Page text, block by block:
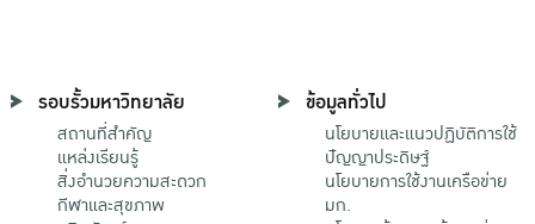
รอบรั้วมหาวิทยาลัย
สถานที่สำคัญ
แหล่งเรียนรู้
สิ่งอำนวยความสะดวก
กีฬาและสุขภาพ
ข้อมูลทั่วไป
นโยบายและแนวปฏิบัติการใช้
ปัญญาประดิษฐ์
นโยบายการใช้งานเครือข่าย
มก.